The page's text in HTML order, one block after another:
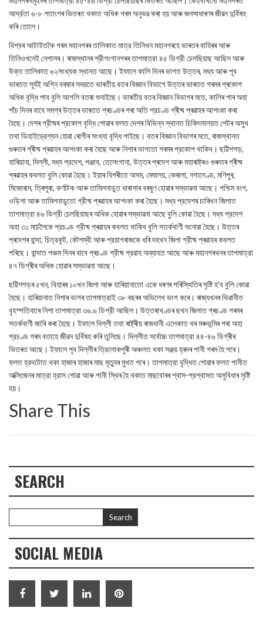
আর্দ্রতা ৬-৮ শতাংশৰ ভিতৰত থকাত অধিক গৰম অনুভৱ কৰা হয় আৰু জনসাধাৰণৰ জীৱন দুর্বিষহ
কৰি তোলে।
বিশ্বৰ আটাইতকৈ গৰম মহানগৰৰ তালিকাত মাত্র তিনিখন মহানগৰহে ভাৰতৰ বাহিৰৰ আৰু
তিনিওখনেই নেপালৰ। ৰাজস্থানৰ শ্রীগংগানগৰৰ তাপমাত্রা ৪৫ ডিগ্রী চেলছিয়াছ আছিল আৰু
উক্ত তালিকাত ৬২সংখ্যক স্থানত আছে। ইফালে কালি দিনৰ ভাগত উত্তৰ, মধ্য আৰু পূব
ভাৰতত সূৰ্যই অগ্নি বৰষাৰ সময়তে ভাৰতীয় বতৰ বিজ্ঞান বিভাগে উত্তৰ ভাৰতত গৰমৰ প্ৰকোপ
অধিক বৃদ্ধি পাব বুলি আগলি বতৰা শুনাইছে। ভাৰতীয় বতৰ বিজ্ঞান বিভাগৰ মতে, কালিৰ পাৰ অহা
পাঁচ দিনৰ বাবে সমগ্ৰ উত্তৰ ভাৰতত প্ৰচণ্ডৰ পৰা অতি প্রচণ্ড গ্ৰীষ্ম প্ৰৱাহৰ আশংকা কৰা
হৈছে। দেশৰ গ্রীষ্মৰ প্রকোপ বৃদ্ধি পোৱাৰ ফলত দেশৰ বিভিন্ন স্থানত চিকিৎসালয়ত পেটৰ অসুখ
তথা ডিহাইড্রেশ্যন হোৱা ৰোগীৰ সংখ্যা বৃদ্ধি পাইছে। বতৰ বিজ্ঞান বিভাগৰ মতে, ৰাজস্থানত
গুৰুতৰ গ্ৰীষ্ম প্ৰৱাহৰ আশংকা কৰা হৈছে আৰু নিশাৰ ভাগতো গৰমৰ প্রকোপ থাকিব। ছট্টিশগড়,
হাৰিয়ানা, দিল্লী, মধ্য প্রদেশ, পঞ্জাব, তেলেংগানা, উত্তৰ প্ৰদেশ আৰু মহাৰাষ্ট্ৰও গুৰুতৰ গ্ৰীষ্ম
প্ৰৱাহৰ কবলত বুলি কোৱা হৈছে। ইয়াৰ বিপৰীতে অসম, মেঘালয়, কেৰালা, নগালেণ্ড, মণিপুৰ,
মিজোৰাম, ত্ৰিপুৰা, কৰ্ণাটক আৰু তামিলনাডুত ধাৰাসাৰ বৰষুণ হোৱাৰ সম্ভাৱনা আছে। পশ্চিম বংগ,
ওড়িশা আৰু তামিলনাডুতো গ্রীষ্ম প্ৰৱাহৰ আশংকা কৰা হৈছে। মধ্য প্রদেশৰ চাৰিখন জিলাত
তাপমাত্রা ৪৬ ডিগ্রী চেলছিয়াছৰ অধিক হোৱাৰ সম্ভাৱনা আছে বুলি কোৱা হৈছে। মধ্য প্রদেশ
অহা ৩১ মার্চলৈকে প্রচণ্ড গ্রীষ্ম প্ৰৱাহৰ কবলত থাকিব বুলি সতর্কবাণী শুনোৱা হৈছে। উত্তৰ
প্ৰদেশৰ বান্দা, চিত্রকূট, কৌশম্বী আৰু প্রয়াগৰাজকে ধৰি দহখন জিলা গ্রীষ্ম প্ৰৱাহৰ কবলত
পৰিছে। বান্দাত পঞ্চম দিনৰ বাবে প্ৰচণ্ড গ্রীষ্ম প্রৱাহ অব্যাহত আছে আৰু মহানগৰখনৰ তাপমাত্রা
৪৭ ডিগ্ৰীৰ অধিক হোৱাৰ সম্ভাৱনা আছে।
ছট্টিশগড়ৰ ৫খন, বিহাৰৰ ১০খন জিলা আৰু হাৰিয়ানাতো একে ধৰণৰ পৰিস্থিতিৰ সৃষ্টি হ'ব বুলি কোৱা
হৈছে। হাৰিয়ানাত নিশাৰ ভাগৰ তাপমাত্রাই ৩৮ বছৰৰ অভিলেখ ভংগ কৰে। ৰাজ্যখনৰ ভিৱানীত
বৃহস্পতিবাৰে নিশা তাপমাত্রা ৩৬.৬ ডিগ্রী আছিল। উত্তৰাখণ্ডৰ ছখন জিলাত গ্ৰচণ্ড গৰমৰ
সতর্কবাণী জাৰি কৰা হৈছে। ইফালে দিল্লী তথা ৰাষ্ট্ৰীয় ৰাজধানী এলেকাত থৰ মৰুভূমিৰ পৰা অহা
প্রচণ্ড গৰম বতাহে জীৱন দুর্বিষহ কৰি তুলিছে। দিল্লীত সর্বোচ্চ তাপমাত্রা ৪৪-৪৬ ডিগ্ৰীৰ
ভিতৰত আছে। ইফালে পূব দিল্লীৰ ত্রিলোকপুৰী অঞ্চলত থকা সঞ্জয় হ্ৰদৰ পানী গৰম হৈ পৰে।
ফলত হ্রদটোত থকা হাজাৰ হাজাৰ মাছ মৃত্যুৰ মুখত পৰে। তাপমাত্রা বৃদ্ধিত পোৱাৰ ফলত পানীত
অক্সিজেনৰ মাত্রা হ্রাস পোৱা আৰু পানী স্থিৰ হৈ থকাত মাছবোৰৰ শ্বাস-প্রশ্বাসত অসুবিধাৰ সৃষ্টি
হয়।
Share This
SEARCH
SOCIAL MEDIA